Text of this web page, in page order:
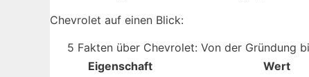
Chevrolet auf einen Blick:
5 Fakten über Chevrolet: Von der Gründung
Eigenschaft
Wert